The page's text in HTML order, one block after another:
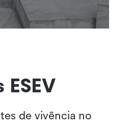
de vivência no